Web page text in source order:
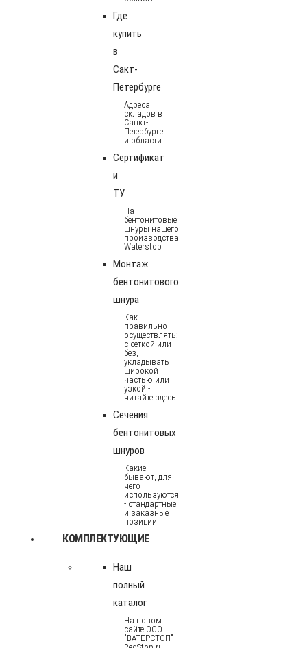
Где
купить
в
Сакт-
Петербурге
Адреса
складов в
Санкт-
Петербурге
и области
Сертификат
и
ТУ
На
бентонитовые
шнуры нашего
производства
Waterstop
Монтаж
бентонитового
шнура
Как
правильно
осуществлять:
с сеткой или
без,
укладывать
широкой
частью или
узкой -
читайте здесь.
Сечения
бентонитовых
шнуров
Какие
бывают, для
чего
используются
- стандартные
и заказные
позиции
КОМПЛЕКТУЮЩИЕ
Наш
полный
каталог
На новом
сайте ООО
"ВАТЕРСТОП"